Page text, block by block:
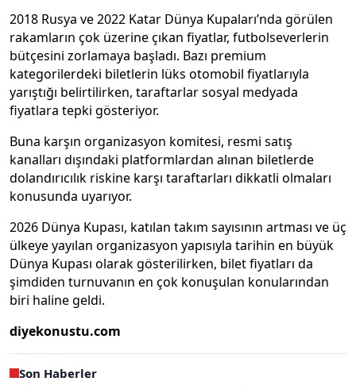
2018 Rusya ve 2022 Katar Dünya Kupaları’nda görülen
rakamların çok üzerine çıkan fiyatlar, futbolseverlerin
bütçesini zorlamaya başladı. Bazı premium
kategorilerdeki biletlerin lüks otomobil fiyatlarıyla
yarıştığı belirtilirken, taraftarlar sosyal medyada
fiyatlara tepki gösteriyor.
Buna karşın organizasyon komitesi, resmi satış
kanalları dışındaki platformlardan alınan biletlerde
dolandırıcılık riskine karşı taraftarları dikkatli olmaları
konusunda uyarıyor.
2026 Dünya Kupası, katılan takım sayısının artması ve üç
ülkeye yayılan organizasyon yapısıyla tarihin en büyük
Dünya Kupası olarak gösterilirken, bilet fiyatları da
şimdiden turnuvanın en çok konuşulan konularından
biri haline geldi.
diyekonustu.com
Son Haberler